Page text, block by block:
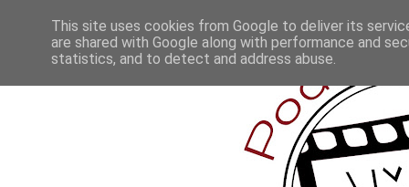
This site uses cookies from Google to deliver its
are shared with Google along with performance and
statistics, and to detect and address abuse.